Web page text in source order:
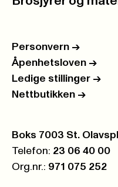
Personvern ->
Åpenhetsloven ->
Ledige stillinger ->
Nettbutikken ->
Postboks:
Boks 7003 St.
Telefon: 23 06 40 00
Org.nr.: 971 075 252